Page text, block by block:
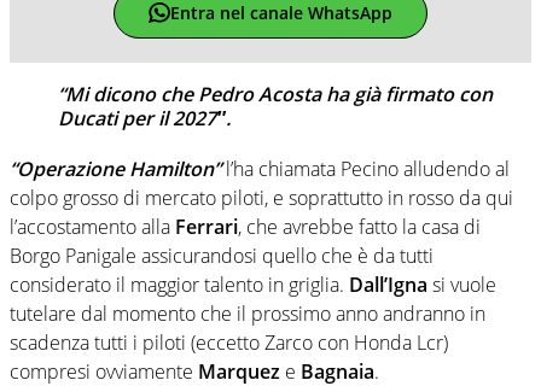
Entra nel canale WhatsApp
“Mi dicono che Pedro Acosta ha già firmato con
Ducati per il 2027″.
“Operazione Hamilton”l’ha chiamata Pecino alludendo al
colpo grosso di mercato piloti, e soprattutto in rosso da qui
l’accostamento alla Ferrari, che avrebbe fatto la casa di
Borgo Panigale assicurandosi quello che è da tutti
considerato il maggior talento in griglia. Dall’Igna si vuole
tutelare dal momento che il prossimo anno andranno in
scadenza tutti i piloti (eccetto Zarco con Honda Lcr)
compresi ovviamente Marquez e Bagnaia.